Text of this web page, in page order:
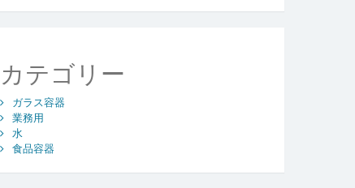
カテゴリー
ガラス容器
業務用
水
食品容器